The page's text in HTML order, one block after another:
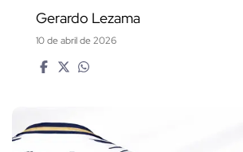
Gerardo Lezama
10 de abril de 2026